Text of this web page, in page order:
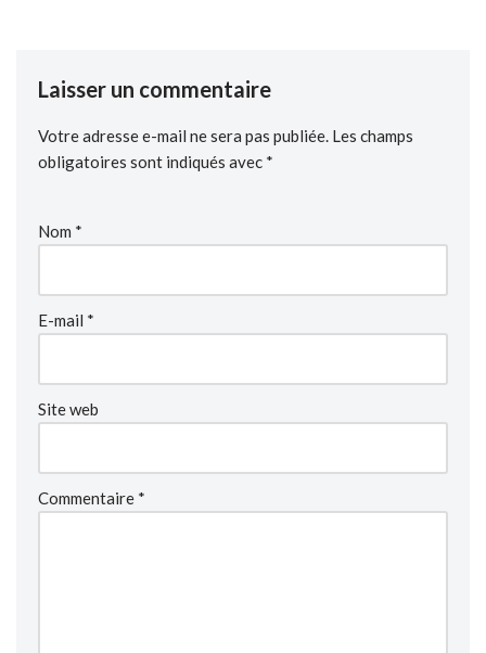
Laisser un commentaire
Votre adresse e-mail ne sera pas publiée. Les champs
obligatoires sont indiqués avec *
Nom *
E-mail *
Site web
Commentaire *